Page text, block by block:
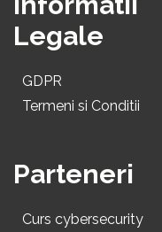
Legale
GDPR
Termeni si Conditii
Parteneri
Curs cybersecurity